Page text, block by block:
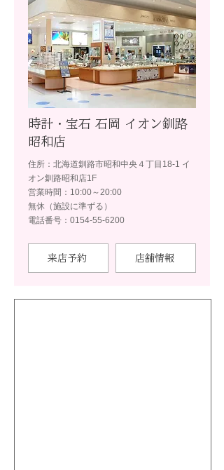
時計・宝石 石岡 イオン釧路
昭和店
住所：北海道釧路市昭和中央４丁目18-1 イ
オン釧路昭和店1F
営業時間：10:00～20:00
無休（施設に準ずる）
電話番号：0154-55-6200
来店予約 店舗情報